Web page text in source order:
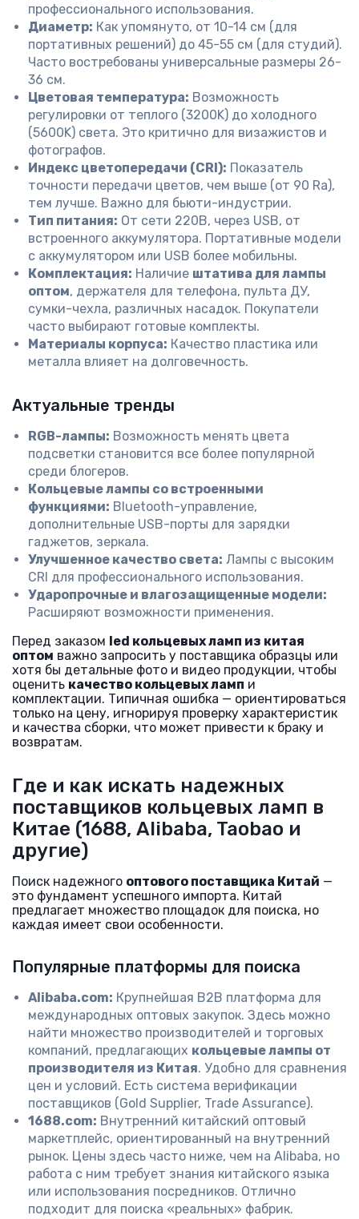
профессионального использования.
Диаметр: Как упомянуто, от 10-14 см (для
портативных решений) до 45-55 см (для студий).
Часто востребованы универсальные размеры 26-
36 см.
Цветовая температура: Возможность
регулировки от теплого (3200K) до холодного
(5600K) света. Это критично для визажистов и
фотографов.
Индекс цветопередачи (CRI): Показатель
точности передачи цветов, чем выше (от 90 Ra),
тем лучше. Важно для бьюти-индустрии.
Тип питания: От сети 220В, через USB, от
встроенного аккумулятора. Портативные модели
с аккумулятором или USB более мобильны.
Комплектация: Наличие штатива для лампы
оптом, держателя для телефона, пульта ДУ,
сумки-чехла, различных насадок. Покупатели
часто выбирают готовые комплекты.
Материалы корпуса: Качество пластика или
металла влияет на долговечность.
Актуальные тренды
RGB-лампы: Возможность менять цвета
подсветки становится все более популярной
среди блогеров.
Кольцевые лампы со встроенными
функциями: Bluetooth-управление,
дополнительные USB-порты для зарядки
гаджетов, зеркала.
Улучшенное качество света: Лампы с высоким
CRI для профессионального использования.
Ударопрочные и влагозащищенные модели:
Расширяют возможности применения.
Перед заказом led кольцевых ламп из китая
оптом важно запросить у поставщика образцы или
хотя бы детальные фото и видео продукции, чтобы
оценить качество кольцевых ламп и
комплектации. Типичная ошибка — ориентироваться
только на цену, игнорируя проверку характеристик
и качества сборки, что может привести к браку и
возвратам.
Где и как искать надежных
поставщиков кольцевых ламп в
Китае (1688, Alibaba, Taobao и
другие)
Поиск надежного оптового поставщика Китай —
это фундамент успешного импорта. Китай
предлагает множество площадок для поиска, но
каждая имеет свои особенности.
Популярные платформы для поиска
Alibaba.com: Крупнейшая B2B платформа для
международных оптовых закупок. Здесь можно
найти множество производителей и торговых
компаний, предлагающих кольцевые лампы от
производителя из Китая. Удобно для сравнения
цен и условий. Есть система верификации
поставщиков (Gold Supplier, Trade Assurance).
1688.com: Внутренний китайский оптовый
маркетплейс, ориентированный на внутренний
рынок. Цены здесь часто ниже, чем на Alibaba, но
работа с ним требует знания китайского языка
или использования посредников. Отлично
подходит для поиска «реальных» фабрик.